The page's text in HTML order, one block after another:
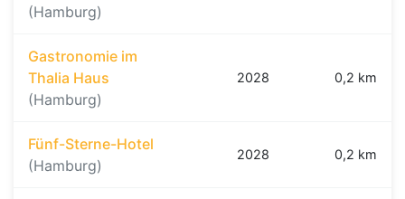
(Hamburg)
Gastronomie im
Thalia Haus
(Hamburg)
2028 0,2 km
Fünf-Sterne-Hotel
(Hamburg)
2028 0,2 km